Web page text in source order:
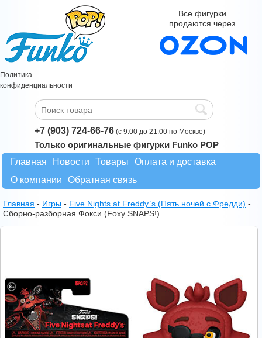
Политика
конфиденциальности
Все фигурки
продаются через
+7 (903) 724-66-76 (с 9.00 до 21.00 по Москве)
Только оригинальные фигурки Funko POP
Главная
Новости Товары
Оплата и доставка
О компании
Обратная связь
Главная - Игры - Five Nights at Freddy`s (Пять ночей с Фредди) -
Сборно-разборная Фокси (Foxy SNAPS!)